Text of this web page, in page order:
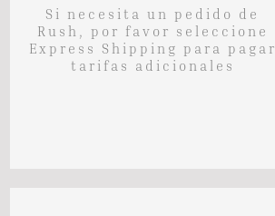
Si necesita un pedido de
Rush, por favor seleccione
Express Shipping para pagar
tarifas adicionales